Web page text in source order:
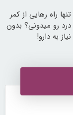
تنها راه رهایی از کمر
درد رو میدونی؟ بدون
نیاز به دارو!